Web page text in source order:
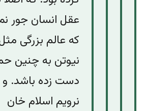
عقل انسان جور
که عالم بزرگی
نیوتن به چنین
دست زده باشد. و
نرویم اسلام خان